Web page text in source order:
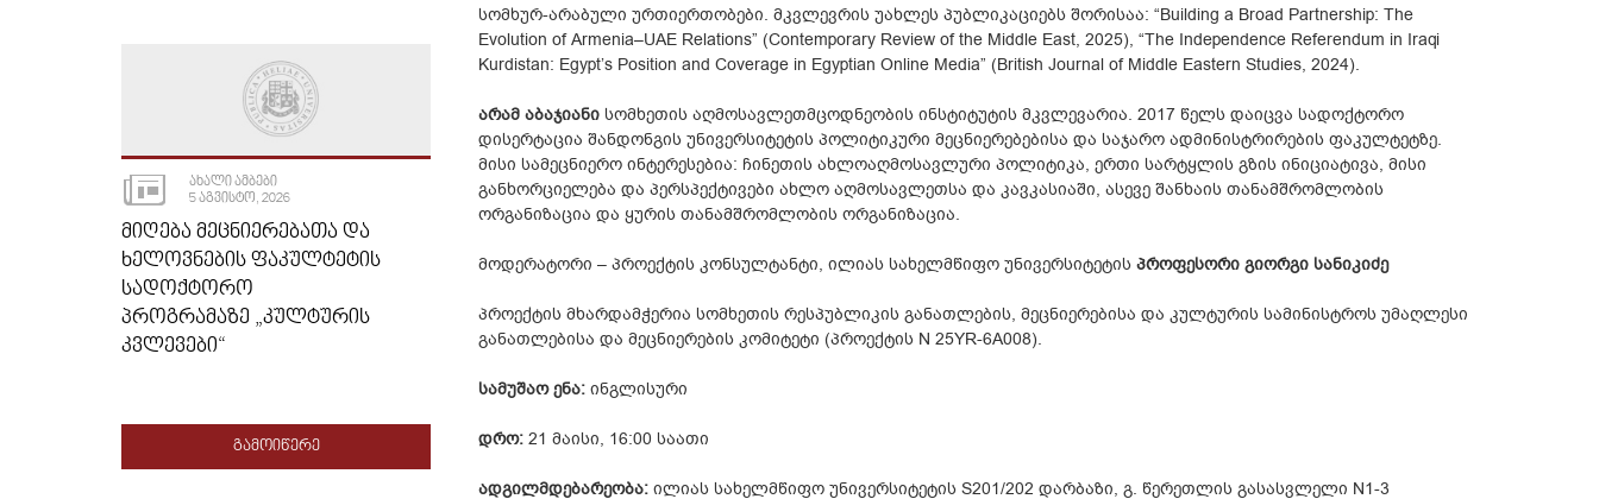
ᲐᲮᲐᲚᲘ ᲐᲛᲑᲔᲑᲘ
5 ᲐᲒᲕᲘᲡᲢᲝ, 2026
ᲛᲘᲦᲔᲑᲐ ᲛᲔᲪᲜᲘᲔᲠᲔᲑᲐᲗᲐ ᲓᲐ
ᲮᲔᲚᲝᲕᲜᲔᲑᲘᲡ ᲤᲐᲙᲣᲚᲢᲔᲢᲘᲡ
ᲡᲐᲓᲝᲥᲢᲝᲠᲝ
ᲞᲠᲝᲒᲠᲐᲛᲐᲖᲔ „ᲙᲣᲚᲢᲣᲠᲘᲡ
ᲙᲕᲚᲔᲕᲔᲑᲘ“
ᲒᲐᲛᲝᲘᲬᲔᲠᲔ
სომხურ-არაბული ურთიერთობები. მკვლევრის უახლეს პუბლიკაციებს შორისაა: “Building a Broad Partnership: The
Evolution of Armenia–UAE Relations” (Contemporary Review of the Middle East, 2025), “The Independence Referendum in Iraqi
Kurdistan: Egypt’s Position and Coverage in Egyptian Online Media” (British Journal of Middle Eastern Studies, 2024).
არამ აბაჯიანი სომხეთის აღმოსავლეთმცოდნეობის ინსტიტუტის მკვლევარია. 2017 წელს დაიცვა სადოქტორო
დისერტაცია შანდონგის უნივერსიტეტის პოლიტიკური მეცნიერებებისა და საჯარო ადმინისტრირების ფაკულტეტზე.
მისი სამეცნიერო ინტერესებია: ჩინეთის ახლოაღმოსავლური პოლიტიკა, ერთი სარტყლის გზის ინიციატივა, მისი
განხორციელება და პერსპექტივები ახლო აღმოსავლეთსა და კავკასიაში, ასევე შანხაის თანამშრომლობის
ორგანიზაცია და ყურის თანამშრომლობის ორგანიზაცია.
მოდერატორი – პროექტის კონსულტანტი, ილიას სახელმწიფო უნივერსიტეტის პროფესორი გიორგი სანიკიძე
პროექტის მხარდამჭერია სომხეთის რესპუბლიკის განათლების, მეცნიერებისა და კულტურის სამინისტროს უმაღლესი
განათლებისა და მეცნიერების კომიტეტი (პროექტის N 25YR-6A008).
სამუშაო ენა: ინგლისური
დრო: 21 მაისი, 16:00 საათი
ადგილმდებარეობა: ილიას სახელმწიფო უნივერსიტეტის S201/202 დარბაზი, გ. წერეთლის გასასვლელი N1-3